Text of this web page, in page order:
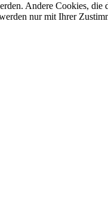
Andere Cookies,
nur mit Ihrer